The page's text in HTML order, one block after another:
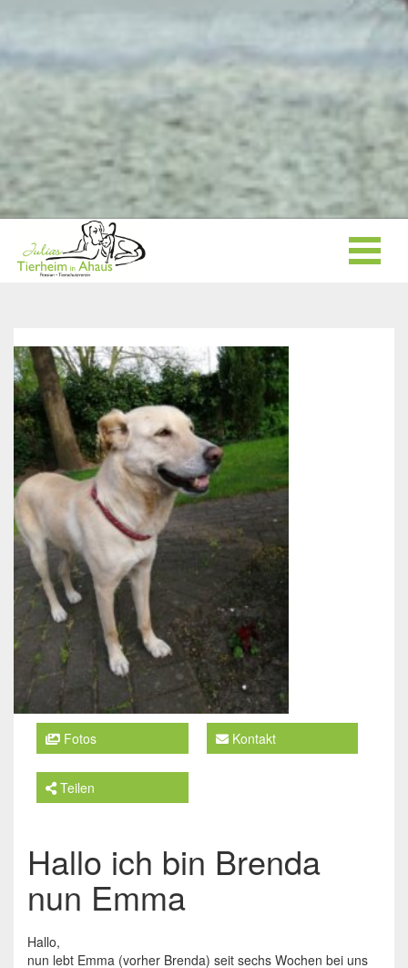
Fotos Kontakt
Teilen
Hallo ich bin Brenda
nun Emma
Hallo,
nun lebt Emma (vorher Brenda) seit sechs Wochen bei uns